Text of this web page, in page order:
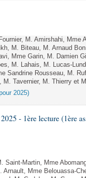
M. Amirshahi, Mme
M. Biteau, M. Arnaud
Mme Garin, M. Damien
M. Lahais, M. Lucas-
Sandrine Rousseau, M.
M. Tavernier, M. Thierry et
2025)
- 1ère lecture (1ère
Saint-Martin, Mme
Arnault, Mme Belouassa-